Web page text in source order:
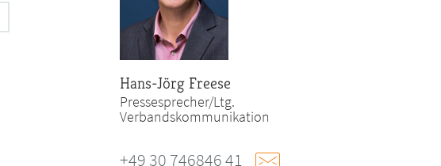
Hans-Jörg Freese
Pressesprecher/Ltg.
Verbandskommunikation
+49 30 746846 41